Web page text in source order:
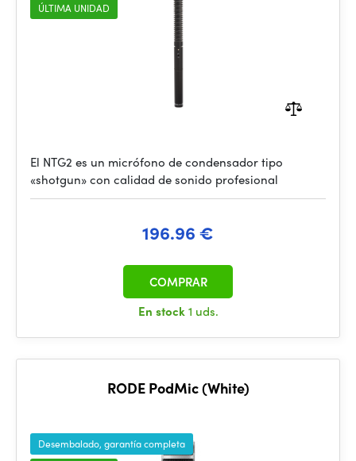
ÚLTIMA UNIDAD
El NTG2 es un micrófono de condensador tipo
«shotgun» con calidad de sonido profesional
196.96 €
En stock1 uds.
COMPRAR
RODE PodMic (White)
Desembalado, garantía completa